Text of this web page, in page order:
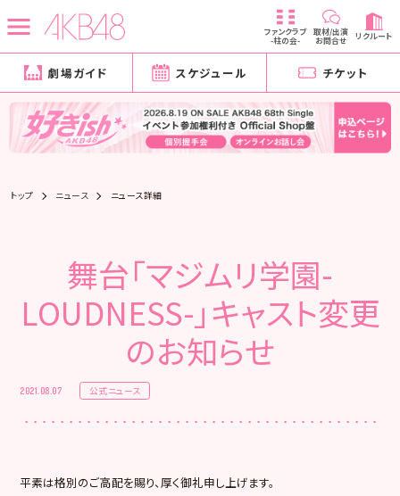
ファンクラブ
-柱の会-
取材/出演
お問合せ リクルート
劇場ガイド スケジュール チケット
トップ ニュース ニュース詳細
舞台「マジムリ学園-
LOUDNESS-」キャスト変更
のお知らせ
2021.08.07 公式ニュース
平素は格別のご高配を賜り、厚く御礼申し上げます。